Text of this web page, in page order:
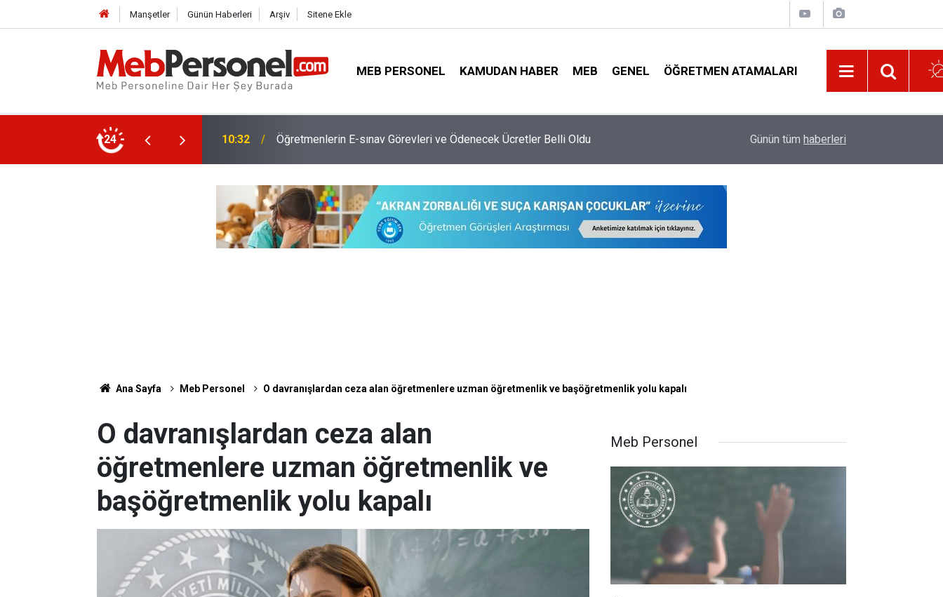
Manşetler Günün Haberleri Arşiv Sitene Ekle
MEB PERSONEL KAMUDAN HABER MEB GENEL ÖĞRETMEN ATAMALARI
24
Ödenecek Ücretler Belli Oldu 10:02 Yeni Öğretmen Atamasında Kaç Bin Kontenjan Verilecek? O İşlem Yapılmazsa Öğretmenlerin Özür
Günün tüm haberleri
Ana Sayfa Meb Personel O davranışlardan ceza alan öğretmenlere uzman öğretmenlik ve başöğretmenlik yolu kapalı
O davranışlardan ceza alan
öğretmenlere uzman öğretmenlik ve
başöğretmenlik yolu kapalı
Meb Personel